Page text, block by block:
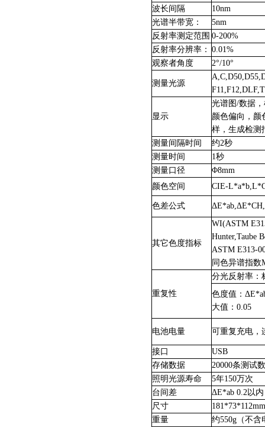
波长间隔
10nm
光谱半带宽：
5nm
反射率测定范围 0-200%
反射率分辨率： 0.01%
观察者角度
2°/10°
测量光源
显示
光谱图/数据
颜色偏向，颜
样，生成检测
测量间隔时间
约2秒
测量时间
1秒
测量口径
Φ8mm
颜色空间
CIE-
色差公式
其它色度指标
WI(ASTM
Hunter,Taube
ASTM E313-
同色异谱指
重复性
分光反射率：
色度值：
大值：0.05
电池电量 可重复充电，
接口
USB
存储数据
20000条测试
照明光源寿命
5年150万次
台间差
ΔE*ab 0.2以
尺寸
重量
约550g（不含